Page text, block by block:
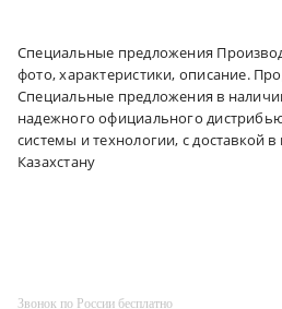
Специальные предложения
фото, характеристики, описание.
Специальные предложения в
надежного официального
системы и технологии, с доставкой
Казахстану
Звонок по России бесплатно